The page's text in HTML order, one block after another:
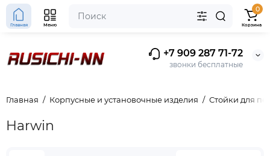
+7 909 287 71-72
звонки бесплатные
Главная Меню
0
Корзина
Главная Корпусные и установочные изделия Стойки для
Harwin